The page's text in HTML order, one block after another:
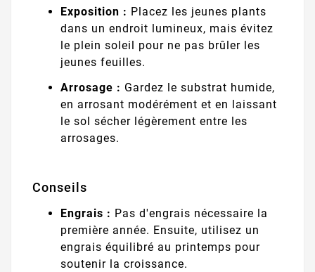
Exposition : Placez les jeunes plants
dans un endroit lumineux, mais évitez
le plein soleil pour ne pas brûler les
jeunes feuilles.
Arrosage : Gardez le substrat humide,
en arrosant modérément et en laissant
le sol sécher légèrement entre les
arrosages.
Conseils
Engrais : Pas d'engrais nécessaire la
première année. Ensuite, utilisez un
engrais équilibré au printemps pour
soutenir la croissance.